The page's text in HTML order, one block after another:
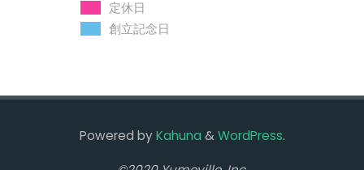
定休日
創立記念日
Powered byKahuna &WordPress.